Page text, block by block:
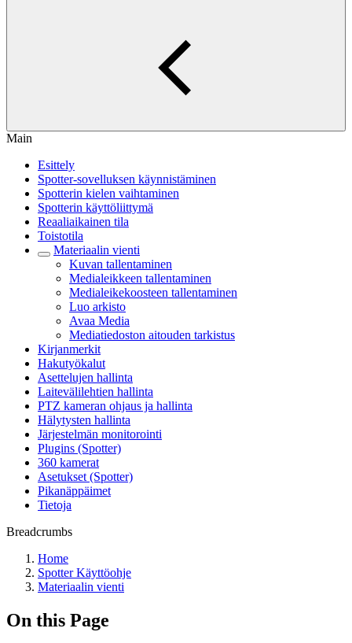
Main
Esittely
Spotter-sovelluksen käynnistäminen
Spotterin kielen vaihtaminen
Spotterin käyttöliittymä
Reaaliaikainen tila
Toistotila
Materiaalin vienti
Kuvan tallentaminen
Medialeikkeen tallentaminen
Medialeikekoosteen tallentaminen
Luo arkisto
Avaa Media
Mediatiedoston aitouden tarkistus
Kirjanmerkit
Hakutyökalut
Asettelujen hallinta
Laitevälilehtien hallinta
PTZ kameran ohjaus ja hallinta
Hälytysten hallinta
Järjestelmän monitorointi
Plugins (Spotter)
360 kamerat
Asetukset (Spotter)
Pikanäppäimet
Tietoja
Breadcrumbs
Home
Spotter Käyttöohje
Materiaalin vienti
On this Page